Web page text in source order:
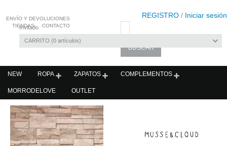
REGISTRO / Iniciar sesión
Invitado
CARRITO 0 artículos
ENVÍO Y DEVOLUCIONES
TIENDAS
CONTACTO
NEW ROPA ZAPATOS COMPLEMENTOS
MORRODELOVE OUTLET